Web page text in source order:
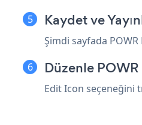
Kaydet ve
Şimdi sayfada
Düzenle
Edit Icon seçeneğini